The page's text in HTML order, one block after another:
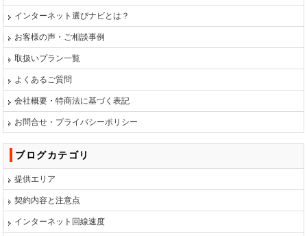
インターネット選びナビとは？
お客様の声・ご相談事例
取扱いプラン一覧
よくあるご質問
会社概要・特商法に基づく表記
お問合せ・プライバシーポリシー
ブログカテゴリ
提供エリア
契約内容と注意点
インターネット回線速度